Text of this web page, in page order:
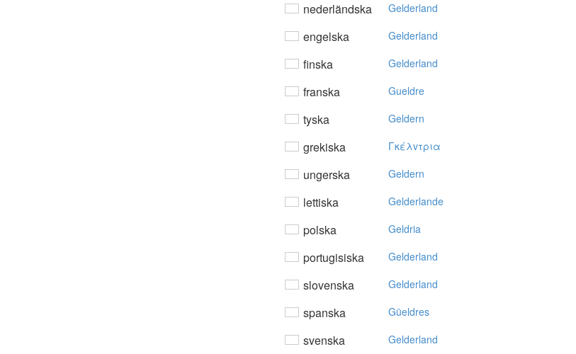
nederländska Gelderland
engelska Gelderland
finska Gelderland
franska Gueldre
tyska Geldern
grekiska Γκέλvτρια
ungerska Geldern
lettiska Gelderlande
polska Geldria
portugisiska Gelderland
slovenska Gelderland
spanska Güeldres
svenska Gelderland